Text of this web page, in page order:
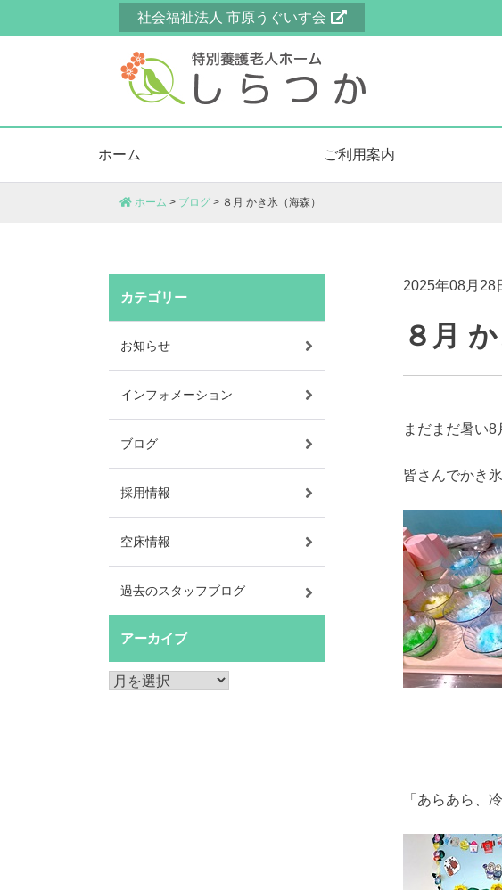
to
社会福祉法人 市原うぐいす会
コロナウィルス対策等の危機管理対策、感染対策について
ホーム ご利用案内
ホーム > ブログ > ８月 かき氷（海森）
2025年08月
８月
まだまだ暑い8
皆さんでかき
「あらあら、
カテゴリー
お知らせ
インフォメーション
ブログ
採用情報
空床情報
過去のスタッフブログ
アーカイブ
ア
ー